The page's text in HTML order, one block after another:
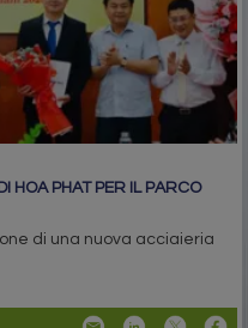
HOA PHAT PER IL PARCO
di una nuova acciaieria